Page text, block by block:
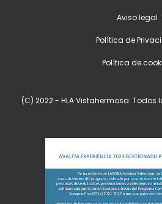
(C) 2022 - HLA Vistahermosa. Todos
Aviso legal
Política de
Política de